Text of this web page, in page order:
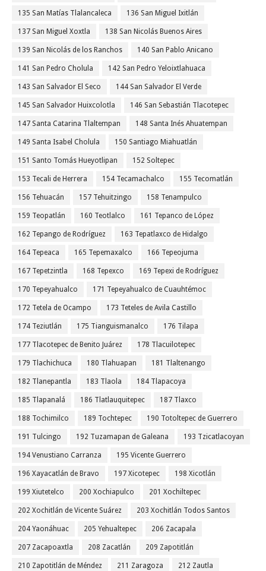
135 San Matías Tlalancaleca 136 San Miguel Ixitlán
137 San Miguel Xoxtla 138 San Nicolás Buenos Aires
139 San Nicolás de los Ranchos 140 San Pablo Anicano
141 San Pedro Cholula 142 San Pedro Yeloixtlahuaca
143 San Salvador El Seco 144 San Salvador El Verde
145 San Salvador Huixcolotla 146 San Sebastián Tlacotepec
147 Santa Catarina Tlaltempan 148 Santa Inés Ahuatempan
149 Santa Isabel Cholula 150 Santiago Miahuatlán
151 Santo Tomás Hueyotlipan 152 Soltepec
153 Tecali de Herrera 154 Tecamachalco 155 Tecomatlán
156 Tehuacán 157 Tehuitzingo 158 Tenampulco
159 Teopatlán 160 Teotlalco 161 Tepanco de López
162 Tepango de Rodríguez 163 Tepatlaxco de Hidalgo
164 Tepeaca 165 Tepemaxalco 166 Tepeojuma
167 Tepetzintla 168 Tepexco 169 Tepexi de Rodríguez
170 Tepeyahualco 171 Tepeyahualco de Cuauhtémoc
172 Tetela de Ocampo 173 Teteles de Avila Castillo
174 Teziutlán 175 Tianguismanalco 176 Tilapa
177 Tlacotepec de Benito Juárez 178 Tlacuilotepec
179 Tlachichuca 180 Tlahuapan 181 Tlaltenango
182 Tlanepantla 183 Tlaola 184 Tlapacoya
185 Tlapanalá 186 Tlatlauquitepec 187 Tlaxco
188 Tochimilco 189 Tochtepec 190 Totoltepec de Guerrero
191 Tulcingo 192 Tuzamapan de Galeana 193 Tzicatlacoyan
194 Venustiano Carranza 195 Vicente Guerrero
196 Xayacatlán de Bravo 197 Xicotepec 198 Xicotlán
199 Xiutetelco 200 Xochiapulco 201 Xochiltepec
202 Xochitlán de Vicente Suárez 203 Xochitlán Todos Santos
204 Yaonáhuac 205 Yehualtepec 206 Zacapala
207 Zacapoaxtla 208 Zacatlán 209 Zapotitlán
210 Zapotitlán de Méndez 211 Zaragoza 212 Zautla